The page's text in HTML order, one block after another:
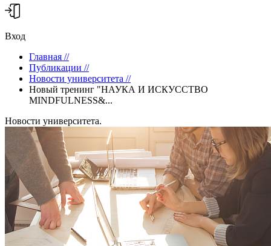
Вход
Главная //
Публикации //
Новости университета //
Новый тренинг "НАУКА И ИСКУССТВО
MINDFULNESS&...
Новости университета.